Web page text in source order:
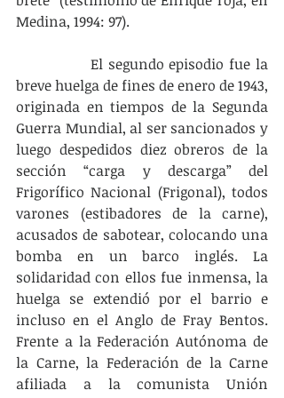
Medina, 1994: 97).
breve huelga de fines de enero de 1943,
originada en tiempos de la Segunda
Guerra Mundial, al ser sancionados y
luego despedidos diez obreros de la
sección “carga y descarga” del
Frigorífico Nacional (Frigonal), todos
varones (estibadores de la carne),
acusados de sabotear, colocando una
bomba en un barco inglés. La
solidaridad con ellos fue inmensa, la
huelga se extendió por el barrio e
incluso en el Anglo de Fray Bentos.
Frente a la Federación Autónoma de
la Carne, la Federación de la Carne
afiliada a la comunista Unión